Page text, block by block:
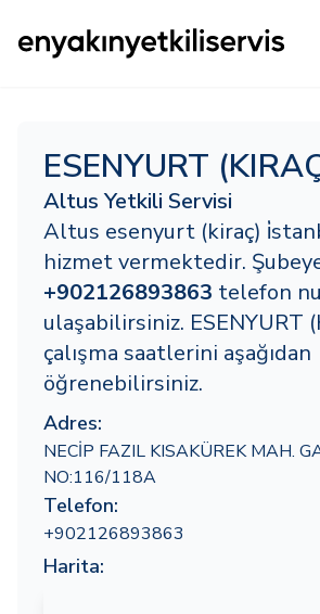
ESENYURT
Altus Yetkili Servisi
Altus esenyurt (kiraç)
hizmet vermektedir.
+902126893863 telefon
ulaşabilirsiniz. ESENYURT
çalışma saatlerini aşağıdan
öğrenebilirsiniz.
Adres:
NECİP FAZIL KISAKÜREK MAH.
NO:116/118A
Telefon:
+902126893863
Harita: